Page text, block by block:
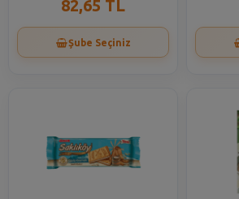
82,65 TL
Şube Seçiniz